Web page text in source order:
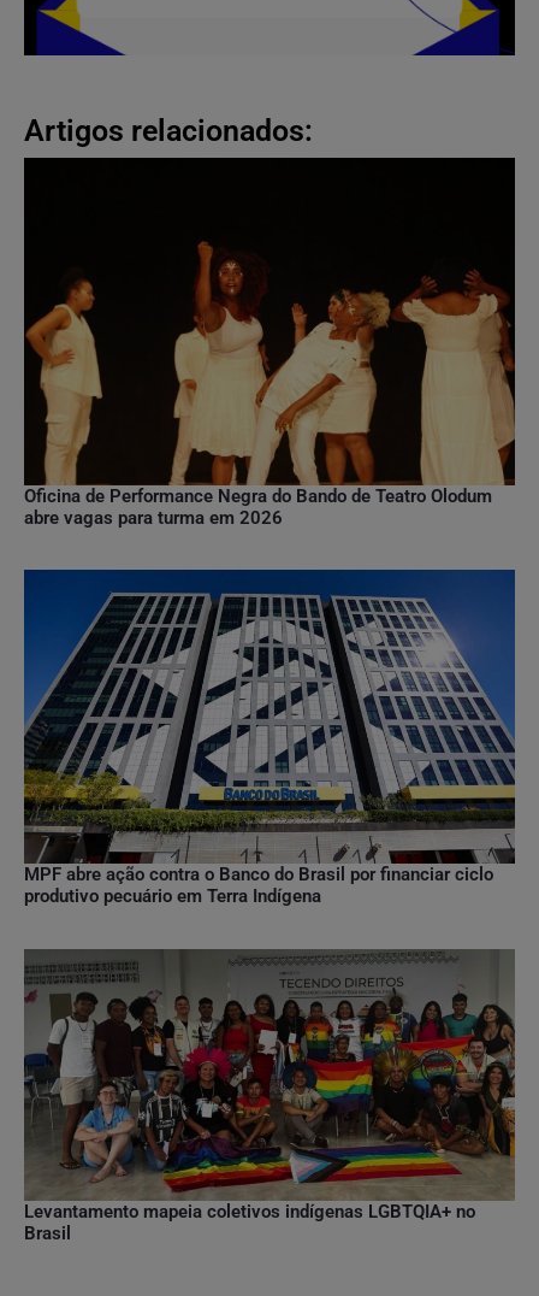
Artigos relacionados:
Oficina de Performance Negra do Bando de Teatro Olodum
abre vagas para turma em 2026
MPF abre ação contra o Banco do Brasil por financiar ciclo
produtivo pecuário em Terra Indígena
Levantamento mapeia coletivos indígenas LGBTQIA+ no
Brasil